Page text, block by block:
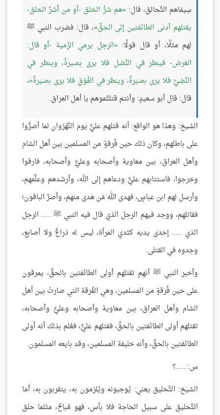
سِيمَاهم التَّحالق، قال: هم شرُّ الخلق -أو من أشرِّ الخلق-
يقتلهم أدنى الطائفتين إلى الحقِّ ، قال: فضرب النبي ﷺ
لهم مثلًا، أو قال قولًا: الرجل يرمي الرَّمية -أو قال:
الغرض- فينظر في النَّصْل فلا يرى بصيرةً، وينظر في
النَّضِيِّ فلا يرى بصيرةً، وينظر في الفُوْقِ فلا يرى بصيرةً ،
قال: قال أبو سعيدٍ: وأنتم قتلتُموهم يا أهل العراق.
الشيخ: وهذا هو الواقع: أنه قتلهم عليٌّ يوم النَّهْرَوان لما أصرُّوا
على باطلهم، وكان ذلك حين فُرقةٍ من المسلمين بين أهل الشام
وأهل العراق، بين معاوية وأصحابه وعليٍّ وأصحابه، فارقوا
وخرجوا، فاستتابهم عليٌّ ودعاهم إلى الله، وأرشدهم وعلَّمهم،
وأرسل لهم ابن عباسٍ، فهدى الله مَن هدى منهم، وأصرَّ الباقون؛
فقاتلهم، ووجد فيهم الرجل الذي قال فيه النبي ﷺ ..... الرجل
الذي ..... إحدى يديه كثدي المرأة، ليس له ذراعٌ ولا أصابع،
وجدوه في القتلى.
وأخبر النبي ﷺ أنهم تقتلهم أولى الطائفتين بالحقِّ، يمرقون
على حين فُرقةٍ من المسلمين، وهي الفُرقة التي صارتْ بين أهل
الشام وأهل العراق، بين معاوية وأصحابه وعليٍّ وأصحابه،
تقتلهم أولى الطائفتين بالحقِّ، فقتلهم عليٌّ، فعُلم بذلك أنه أولى
الطائفتين بالحقِّ، وأنه خليفة المسلمين، وقد بايعه المسلمون.
س: .....؟
الشيخ: التَّحليق يعني: يُوجبونه ويُلزمون به، يتقربون به، أما
التَّحليق على سبيل الحاجة فلا بأس، فهو مُباحٌ، مثلما حلق